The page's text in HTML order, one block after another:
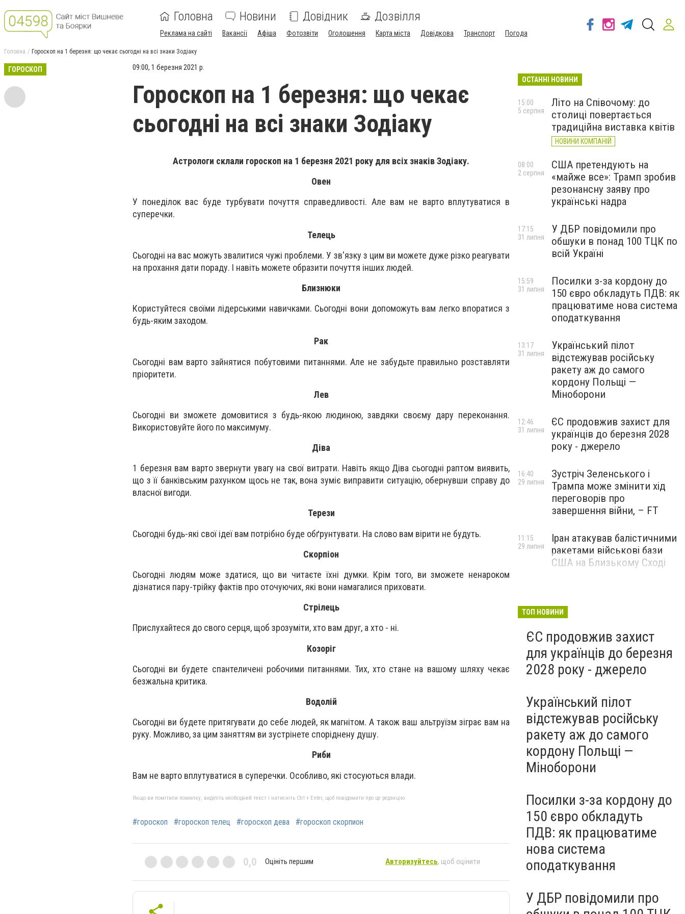
Головна Новини Довідник Дозвілля
Реклама на сайті Вакансії Афіша Фотозвіти Оголошення Карта міста Довідкова Транспорт Погода
Головна Гороскоп на 1 березня: що чекає сьогодні на всі знаки Зодіаку
ГОРОСКОП 09:00, 1 березня 2021 р.
Гороскоп на 1 березня: що чекає
сьогодні на всі знаки Зодіаку
Астрологи склали гороскоп на 1 березня 2021 року для всіх знаків Зодіаку.
Овен
У понеділок вас буде турбувати почуття справедливості. Але вам не варто вплутуватися в
суперечки.
Телець
Сьогодні на вас можуть звалитися чужі проблеми. У зв'язку з цим ви можете дуже різко реагувати
на прохання дати пораду. І навіть можете образити почуття інших людей.
Близнюки
Користуйтеся своїми лідерськими навичками. Сьогодні вони допоможуть вам легко впоратися з
будь-яким заходом.
Рак
Сьогодні вам варто зайнятися побутовими питаннями. Але не забудьте правильно розставляти
пріоритети.
Лев
Сьогодні ви зможете домовитися з будь-якою людиною, завдяки своєму дару переконання.
Використовуйте його по максимуму.
Діва
1 березня вам варто звернути увагу на свої витрати. Навіть якщо Діва сьогодні раптом виявить,
що з її банківським рахунком щось не так, вона зуміє виправити ситуацію, обернувши справу до
власної вигоди.
Терези
Сьогодні будь-які свої ідеї вам потрібно буде обґрунтувати. На слово вам вірити не будуть.
Скорпіон
Сьогодні людям може здатися, що ви читаєте їхні думки. Крім того, ви зможете ненароком
дізнатися пару-трійку фактів про оточуючих, які вони намагалися приховати.
Стрілець
Прислухайтеся до свого серця, щоб зрозуміти, хто вам друг, а хто - ні.
Козоріг
Сьогодні ви будете спантеличені робочими питаннями. Тих, хто стане на вашому шляху чекає
безжальна критика.
Водолій
Сьогодні ви будете притягувати до себе людей, як магнітом. А також ваш альтруїзм зіграє вам на
руку. Можливо, за цим заняттям ви зустрінете споріднену душу.
Риби
Вам не варто вплутуватися в суперечки. Особливо, які стосуються влади.
Якщо ви помітили помилку, виділіть необхідний текст і натисніть Ctrl + Enter, щоб повідомити про це редакцію
#гороскоп #гороскоп телец #гороскоп дева #гороскоп скорпион
0,0 Оцініть першим Авторизуйтесь, щоб оцінити
ОСТАННІ НОВИНИ
Літо на Співочому: до
столиці повертається
традиційна виставка квітів
НОВИНИ КОМПАНІЙ
15:00
5 серпня
США претендують на
«майже все»: Трамп зробив
резонансну заяву про
українські надра
08:00
2 серпня
У ДБР повідомили про
обшуки в понад 100 ТЦК по
всій Україні
17:15
31 липня
Посилки з-за кордону до
150 євро обкладуть ПДВ: як
працюватиме нова система
оподаткування
15:59
31 липня
Український пілот
відстежував російську
ракету аж до самого
кордону Польщі —
Міноборони
13:17
31 липня
ЄС продовжив захист для
українців до березня 2028
року - джерело
12:46
31 липня
Зустріч Зеленського і
Трампа може змінити хід
переговорів про
завершення війни, – FT
16:40
29 липня
Іран атакував балістичними
ракетами військові бази
США на Близькому Сході
11:15
29 липня
ТОП НОВИНИ
ЄС продовжив захист
для українців до березня
2028 року - джерело
Український пілот
відстежував російську
ракету аж до самого
кордону Польщі —
Міноборони
Посилки з-за кордону до
150 євро обкладуть
ПДВ: як працюватиме
нова система
оподаткування
У ДБР повідомили про